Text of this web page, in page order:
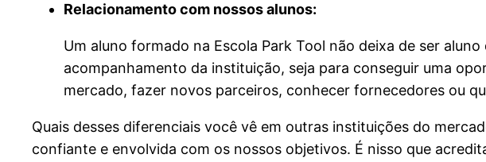
Relacionamento com nossos alunos:
Um aluno formado na Escola Park Tool não deixa de ser
acompanhamento da instituição, seja para conseguir uma
mercado, fazer novos parceiros, conhecer fornecedores ou
Quais desses diferenciais você vê em outras instituições do
confiante e envolvida com os nossos objetivos. É nisso que